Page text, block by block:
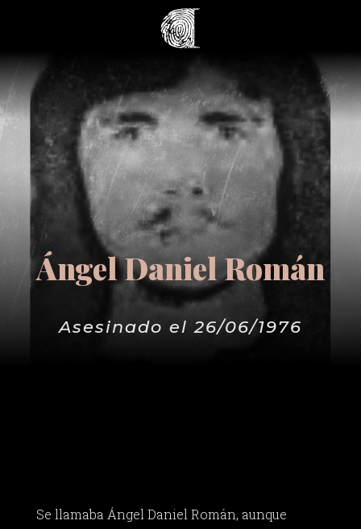
Ángel Daniel Román
Asesinado el 26/06/1976
Se llamaba Ángel Daniel Román, aunque